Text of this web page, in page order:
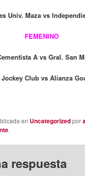
Univ. Maza vs
FEMENINO
A vs Gral. San
Jockey Club vs Alianza
en Uncategorizedpor
.
respuesta